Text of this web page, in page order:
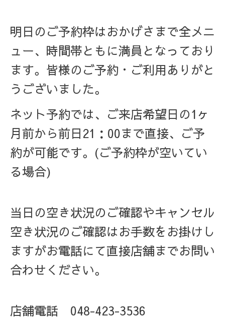
明日のご予約枠はおかげさまで全メニ
ュー、時間帯ともに満員となっており
ます。皆様のご予約・ご利用ありがと
うございました。
ネット予約では、ご来店希望日の1ヶ
月前から前日21：00まで直接、 ご予
約が可能です。(ご予約枠が空いてい
る場合)
当日の空き状況のご確認やキャンセル
空き状況のご確認はお手数をお掛けし
ますがお電話にて直接店舗までお問い
合わせください。
店舗電話 048-423-3536